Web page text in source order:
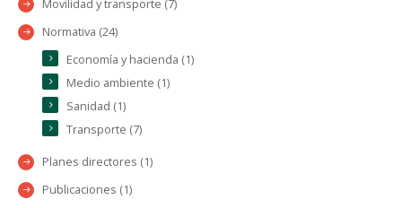
Movilidad y transporte (7)
Normativa (24)
Economía y hacienda (1)
Medio ambiente (1)
Sanidad (1)
Transporte (7)
Planes directores (1)
Publicaciones (1)